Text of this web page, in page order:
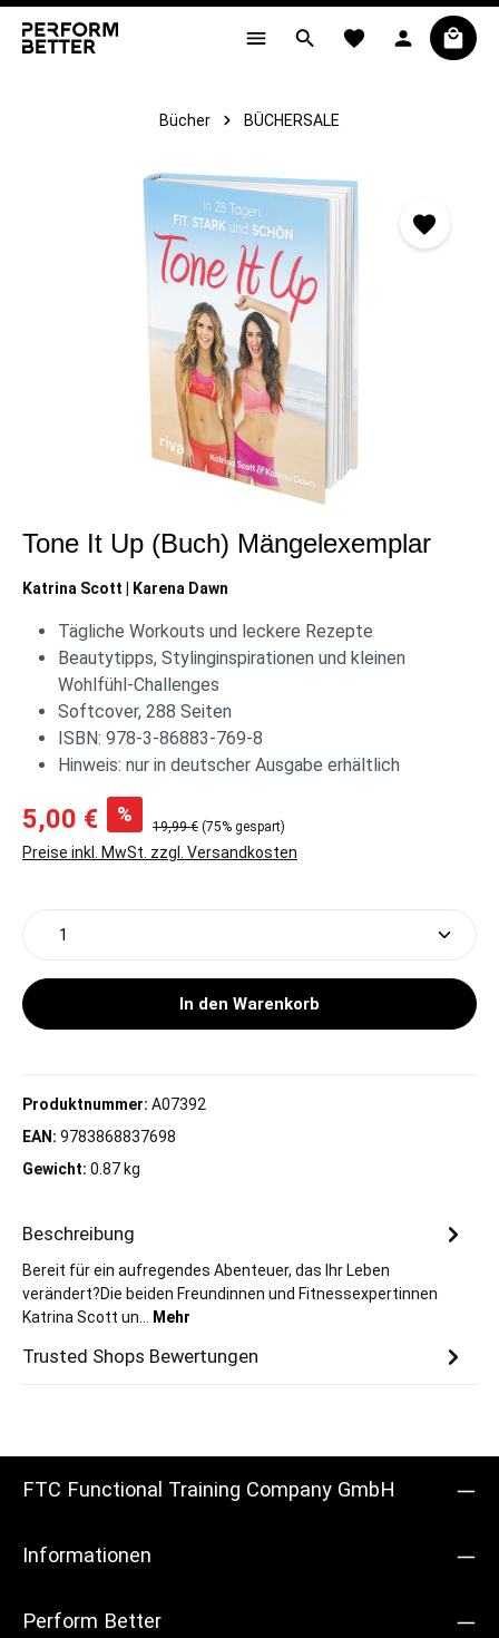
springen
Bücher BÜCHERSALE
Bildergalerie überspringen
Tone It Up (Buch) Mängelexemplar
Katrina Scott | Karena Dawn
Tägliche Workouts und leckere Rezepte
Beautytipps, Stylinginspirationen und kleinen
Wohlfühl-Challenges
Softcover, 288 Seiten
ISBN: 978-3-86883-769-8
Hinweis: nur in deutscher Ausgabe erhältlich
5,00 € %
19,99 € (75% gespart)
Preise inkl. MwSt. zzgl. Versandkosten
Produkt Anzahl: Gib den gewünschten Wert ein
In den Warenkorb
Produktnummer: A07392
EAN: 9783868837698
Gewicht: 0.87 kg
Beschreibung
Bereit für ein aufregendes Abenteuer, das Ihr Leben
verändert?Die beiden Freundinnen und Fitnessexpertinnen
Katrina Scott un…
Mehr
Trusted Shops Bewertungen
FTC Functional Training Company GmbH
Informationen
Perform Better